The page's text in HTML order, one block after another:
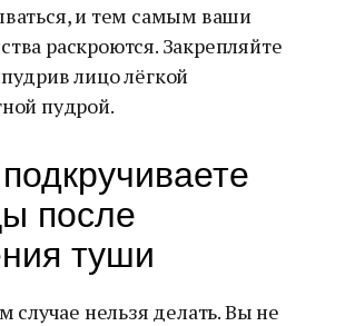
и тем самым ваши
раскроются. Закрепляйте
лицо лёгкой
пудрой.
после
туши
случае нельзя делать. Вы не